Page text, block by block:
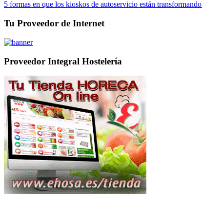
5 formas en que los kioskos de autoservicio están
Tu Proveedor de Internet
Proveedor Integral Hostelería